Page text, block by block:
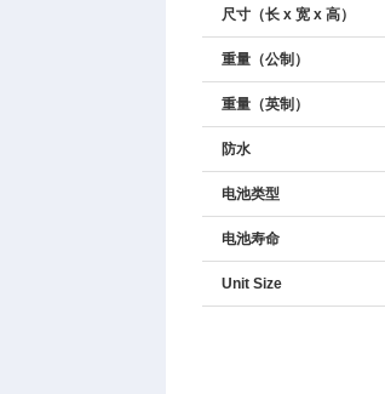
尺寸（长 x 宽 x 高）
重量（公制）
重量（英制）
防水
电池类型
电池寿命
Unit Size